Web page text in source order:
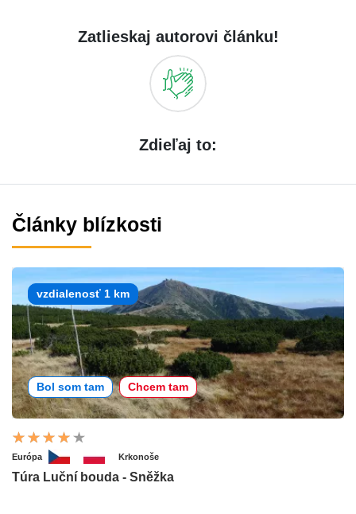
Zatlieskaj autorovi článku!
Zdieľaj to:
Články blízkosti
vzdialenosť 1 km
Bol som tam Chcem tam
Európa Krkonoše
Túra Luční bouda - Sněžka